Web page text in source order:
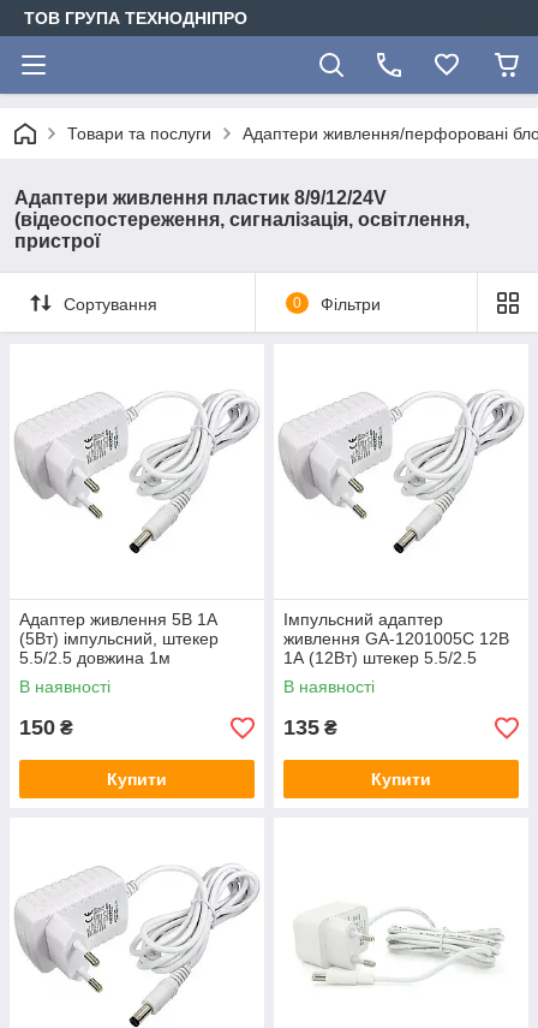
ТОВ ГРУПА ТЕХНОДНІПРО
Товари та послуги Адаптери живлення/перфоровані
Адаптери живлення пластик 8/9/12/24V
(відеоспостереження, сигналізація, освітлення,
пристрої
Сортування 0 Фільтри
Адаптер живлення 5В 1А
(5Вт) імпульсний, штекер
5.5/2.5 довжина 1м
В наявності
150 ₴
Купити
Імпульсний адаптер
живлення GA-1201005C 12В
1А (12Вт) штекер 5.5/2.5
довжина 1,2м
В наявності
135 ₴
Купити